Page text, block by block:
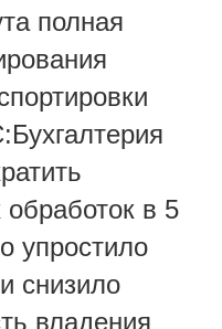
полная
в 5
упростило
снизило
владения